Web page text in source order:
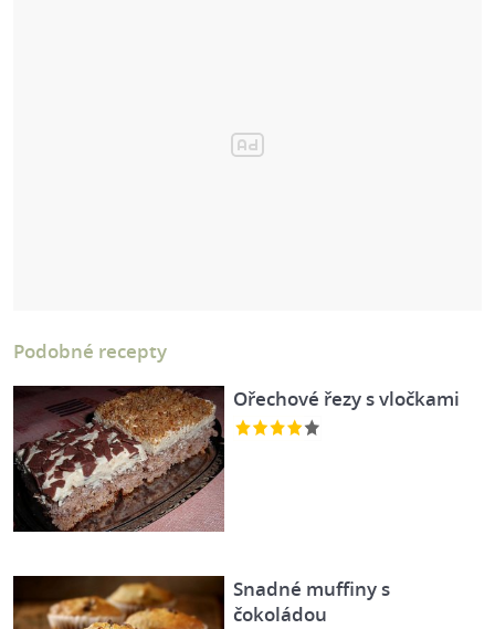
Podobné recepty
Ořechové řezy s vločkami
Snadné muffiny s
čokoládou